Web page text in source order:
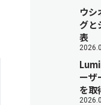
ウシ
グと
表
ーザ
を取